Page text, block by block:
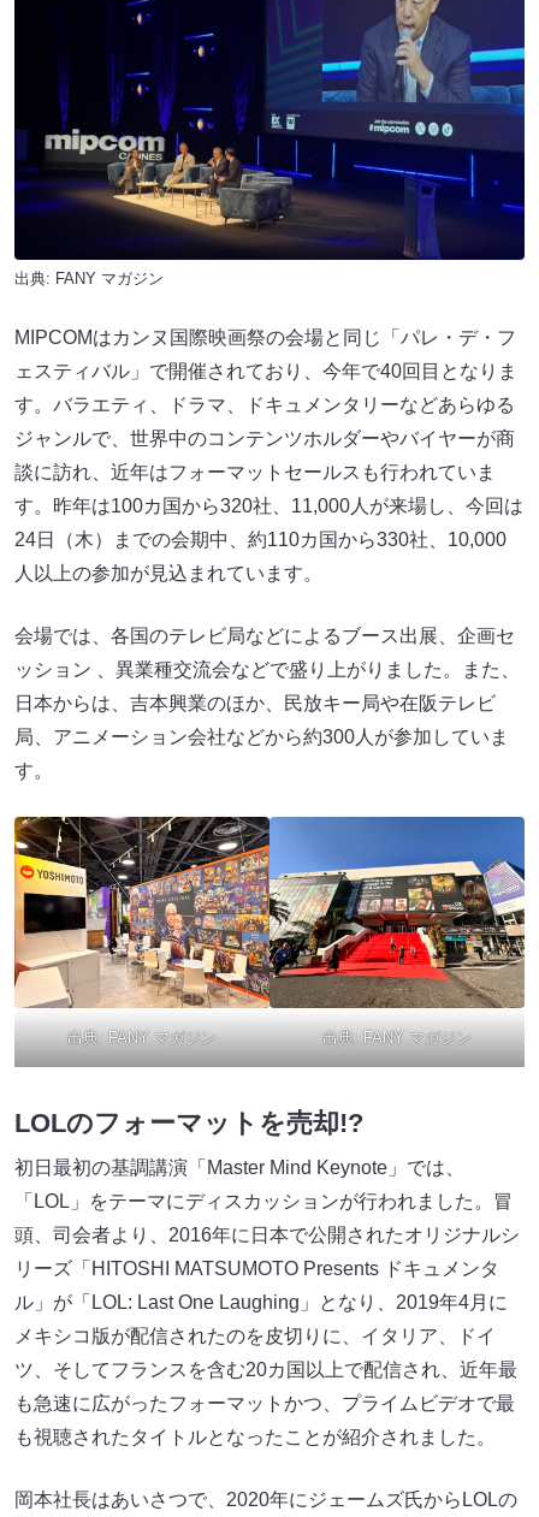
出典: FANY マガジン
MIPCOMはカンヌ国際映画祭の会場と同じ「パレ・デ・フ
ェスティバル」で開催されており、今年で40回目となりま
す。バラエティ、ドラマ、ドキュメンタリーなどあらゆる
ジャンルで、世界中のコンテンツホルダーやバイヤーが商
談に訪れ、近年はフォーマットセールスも行われていま
す。昨年は100カ国から320社、11,000人が来場し、今回は
24日（木）までの会期中、約110カ国から330社、10,000
人以上の参加が見込まれています。
会場では、各国のテレビ局などによるブース出展、企画セ
ッション 、異業種交流会などで盛り上がりました。また、
日本からは、吉本興業のほか、民放キー局や在阪テレビ
局、アニメーション会社などから約300人が参加していま
す。
出典: FANY マガジン 出典: FANY マガジン
LOLのフォーマットを売却!?
初日最初の基調講演「Master Mind Keynote」では、
「LOL」をテーマにディスカッションが行われました。冒
頭、司会者より、2016年に日本で公開されたオリジナルシ
リーズ「HITOSHI MATSUMOTO Presents ドキュメンタ
ル」が「LOL: Last One Laughing」となり、2019年4月に
メキシコ版が配信されたのを皮切りに、イタリア、ドイ
ツ、そしてフランスを含む20カ国以上で配信され、近年最
も急速に広がったフォーマットかつ、プライムビデオで最
も視聴されたタイトルとなったことが紹介されました。
岡本社長はあいさつで、2020年にジェームズ氏からLOLの